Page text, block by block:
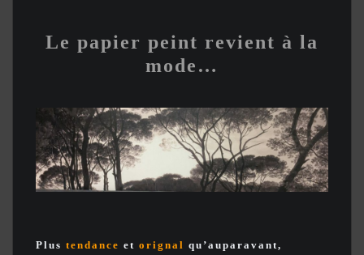
Le papier peint revient à la
mode…
Plus tendance et orignal qu’auparavant,